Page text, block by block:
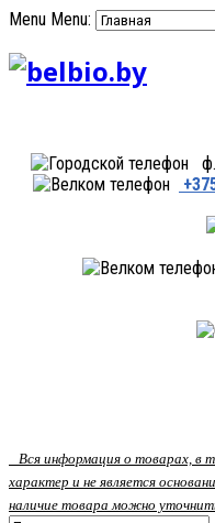
Menu Menu:
Вся информация о товарах, в
характер и не является
наличие товара можно